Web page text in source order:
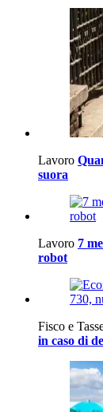
Lavoro
suora
Lavoro 7
robot
Fisco e
in caso di